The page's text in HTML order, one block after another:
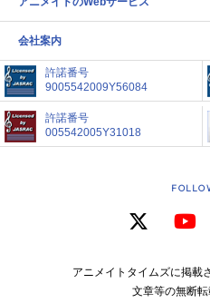
会社案内
許諾番号
9005542009Y56084
許諾番号
005542005Y31018
アニメイトタイムズに掲載
文章等の無断